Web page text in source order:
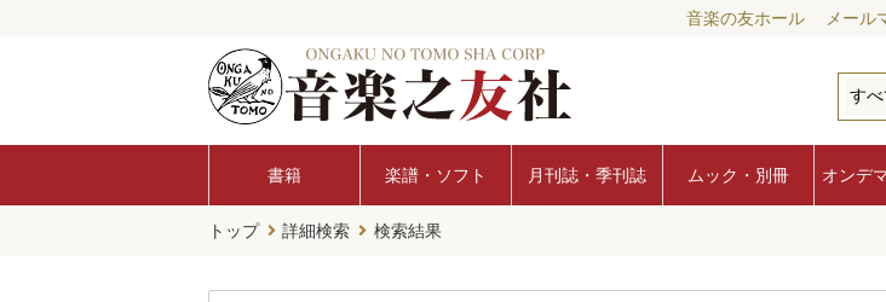
音楽の友ホール メール
書籍 楽譜・ソフト 月刊誌・季刊誌 ムック・別冊 オンデ
トップ 詳細検索 検索結果